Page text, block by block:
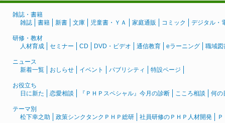
雑誌・書籍
雑誌
書籍 新書 文庫 児童書・ＹＡ 家庭通販 コミック デジタル・
研修・教材
人材育成
セミナー CD DVD・ビデオ 通信教育 eラーニング 職域図
ニュース
新着一覧
おしらせ イベント パブリシティ 特設ページ
お役立ち
日に新た
恋愛相談 『ＰＨＰスペシャル』今月の診断 こころ相談 何の
テーマ別
松下幸之助
政策シンクタンクＰＨＰ総研 社員研修のＰＨＰ人材開発